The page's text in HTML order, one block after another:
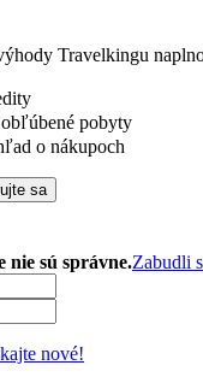
Travelkingu
pobyty
o nákupoch
sa
nie sú správne.Zabudli
nové!